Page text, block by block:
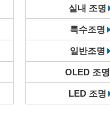
실내 조명
특수조명
일반조명
OLED 조명
LED 조명